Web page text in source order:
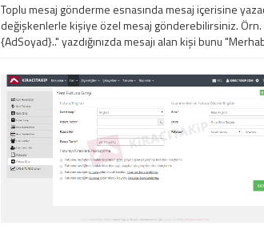
Toplu mesaj gönderme esnasında mesaj içerisine
değişkenlerle kişiye özel mesaj gönderebilirsiniz. Örn.
{AdSoyad}.." yazdığınızda mesajı alan kişi bunu